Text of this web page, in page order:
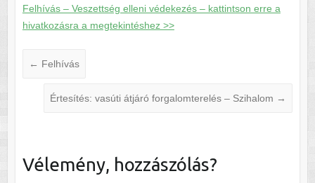
Felhívás – Veszettség elleni védekezés – kattintson erre a
hivatkozásra a megtekintéshez >>
← Felhívás
Értesítés: vasúti átjáró forgalomterelés – Szihalom →
Vélemény, hozzászólás?